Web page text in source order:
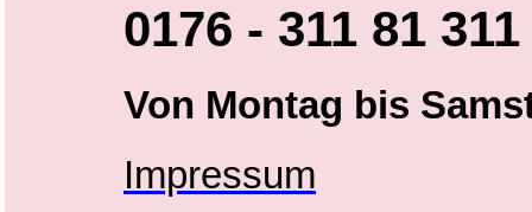
0176 - 311 81 311
Von Montag bis
Impressum